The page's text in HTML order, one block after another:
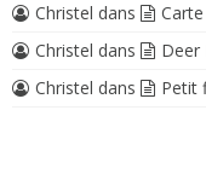
Christel dans
Christel dans
Deer
Christel dans Petit